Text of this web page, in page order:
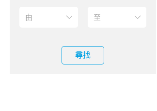
尋找